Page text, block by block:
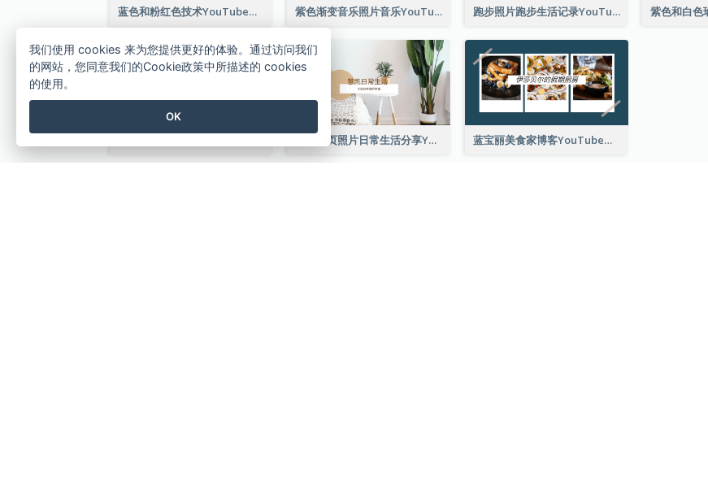
蓝色和粉红色技术YouTube频道图片 紫色渐变音乐照片音乐YouTube频道图片 跑步照片跑步生活记录YouTube频道图片
棕色主页照片日常生活分享YouTube频道图片 蓝宝丽美食家博客YouTube频道图片
我们使用 cookies 来为您提供更好的体验。通过访问我们
的网站，您同意我们的Cookie政策中所描述的 cookies
的使用。
OK